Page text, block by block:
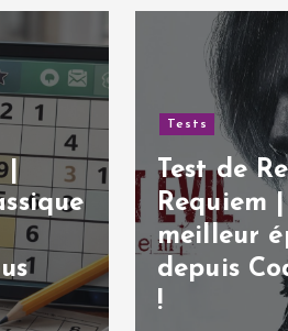
|
Tests
Test de
Requiem
meilleur
depuis
!